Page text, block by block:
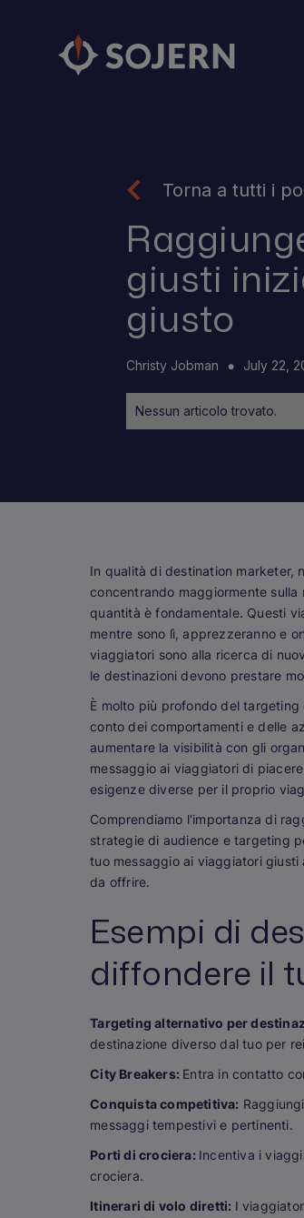
Torna a tutti i
giusti
giusto
Christy Jobman July 22,
Nessun articolo trovato.
In qualità di destination marketer,
concentrando maggiormente sulla
quantità è fondamentale. Questi
mentre sono lì, apprezzeranno e
viaggiatori sono alla ricerca di
le destinazioni devono prestare
È molto più profondo del
conto dei comportamenti e delle
aumentare la visibilità con gli
messaggio ai viaggiatori di
esigenze diverse per il proprio
Comprendiamo l'importanza di
strategie di audience e targeting
tuo messaggio ai viaggiatori
da offrire.
Esempi di
diffondere il
Targeting alternativo per
destinazione diverso dal tuoper
City Breakers: Entra in contatto
Conquista competitiva:
messaggi tempestivi e pertinenti.
Porti di crociera: Incentiva i
crociera.
Itinerari di volo diretti: I